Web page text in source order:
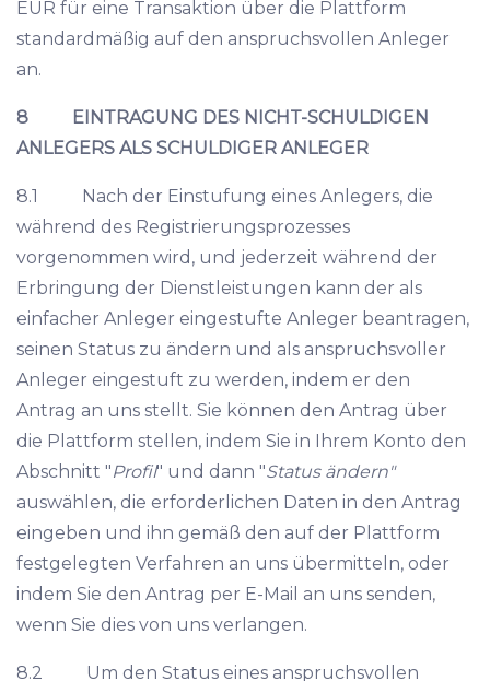
EUR für eine Transaktion über die Plattform
standardmäßig auf den anspruchsvollen Anleger
an.
8 EINTRAGUNG DES NICHT-SCHULDIGEN
ANLEGERS ALS SCHULDIGER ANLEGER
8.1 Nach der Einstufung eines Anlegers, die
während des Registrierungsprozesses
vorgenommen wird, und jederzeit während der
Erbringung der Dienstleistungen kann der als
einfacher Anleger eingestufte Anleger beantragen,
seinen Status zu ändern und als anspruchsvoller
Anleger eingestuft zu werden, indem er den
Antrag an uns stellt. Sie können den Antrag über
die Plattform stellen, indem Sie in Ihrem Konto den
Abschnitt "Profil" und dann "Status ändern"
auswählen, die erforderlichen Daten in den Antrag
eingeben und ihn gemäß den auf der Plattform
festgelegten Verfahren an uns übermitteln, oder
indem Sie den Antrag per E-Mail an uns senden,
wenn Sie dies von uns verlangen.
8.2 Um den Status eines anspruchsvollen